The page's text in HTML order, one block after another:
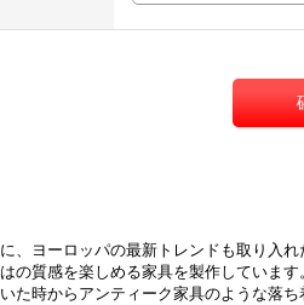
、ヨーロッパの最新トレンドも取り入
の質感を楽しめる家具を製作していま
た時からアンティーク家具のような落